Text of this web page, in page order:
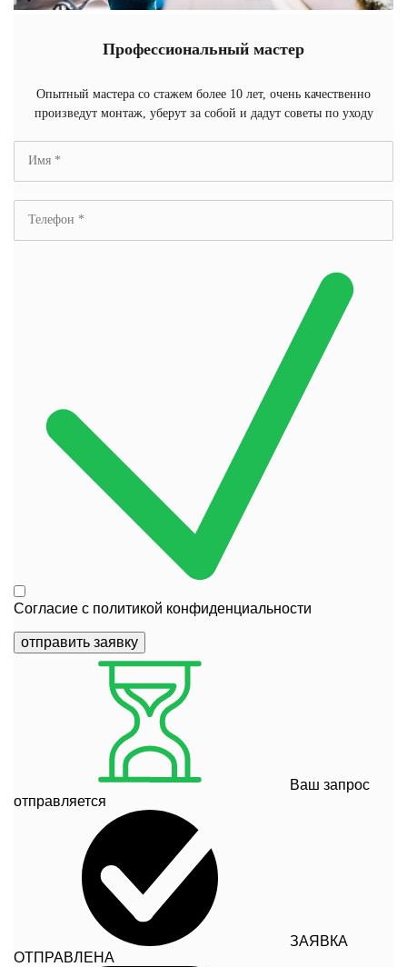
Профессиональный мастер
Опытный мастера со стажем более 10 лет, очень качественно
произведут монтаж, уберут за собой и дадут советы по уходу
Согласие с политикой конфиденциальности
отправить заявку
Ваш запрос
отправляется
ЗАЯВКА
ОТПРАВЛЕНА